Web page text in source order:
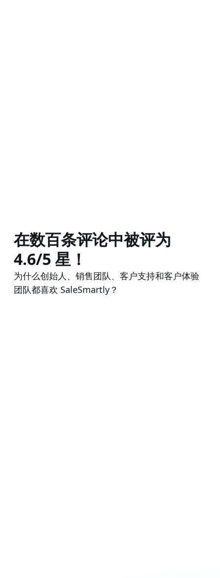
在数百条评论中被评为
4.6/5 星！
为什么创始人、销售团队、客户支持和客户体验
团队都喜欢 SaleSmartly？